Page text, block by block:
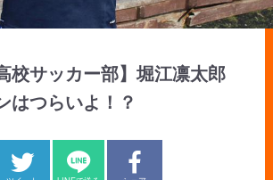
校サッカー部】堀江凛太郎
はつらいよ！？